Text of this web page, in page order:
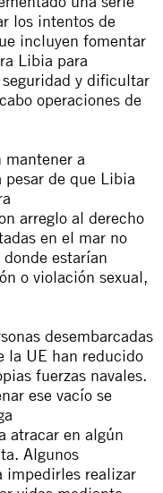
los intentos de
incluyen fomentar
Libia para
y dificultar
operaciones de
mantener a
pesar de que Libia
arreglo al derecho
en el mar no
estarían
o violación sexual,
desembarcadas
la UE han reducido
fuerzas navales.
ese vacío se
atracar en algún
Algunos
impedirles realizar